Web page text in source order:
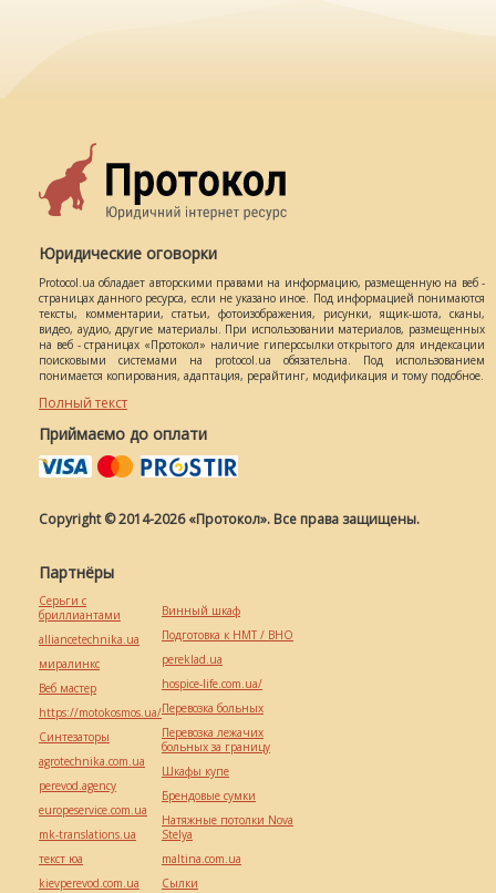
Юридические оговорки
Protocol.ua обладает авторскими правами на информацию, размещенную на веб -
страницах данного ресурса, если не указано иное. Под информацией понимаются
тексты, комментарии, статьи, фотоизображения, рисунки, ящик-шота, сканы,
видео, аудио, другие материалы. При использовании материалов, размещенных
на веб - страницах «Протокол» наличие гиперссылки открытого для индексации
поисковыми системами на protocol.ua обязательна. Под использованием
понимается копирования, адаптация, рерайтинг, модификация и тому подобное.
Полный текст
Приймаємо до оплати
Copyright © 2014-2026 «Протокол». Все права защищены.
Партнёры
Серьги с
бриллиантами
alliancetechnika.ua
миралинкс
Веб мастер
https://motokosmos.ua/
Синтезаторы
agrotechnika.com.ua
perevod.agency
europeservice.com.ua
mk-translations.ua
текст юа
kievperevod.com.ua
Винный шкаф
Подготовка к НМТ / ВНО
pereklad.ua
hospice-life.com.ua/
Перевозка больных
Перевозка лежачих
больных за границу
Шкафы купе
Брендовые сумки
Натяжные потолки Nova
Stelya
maltina.com.ua
Cылки